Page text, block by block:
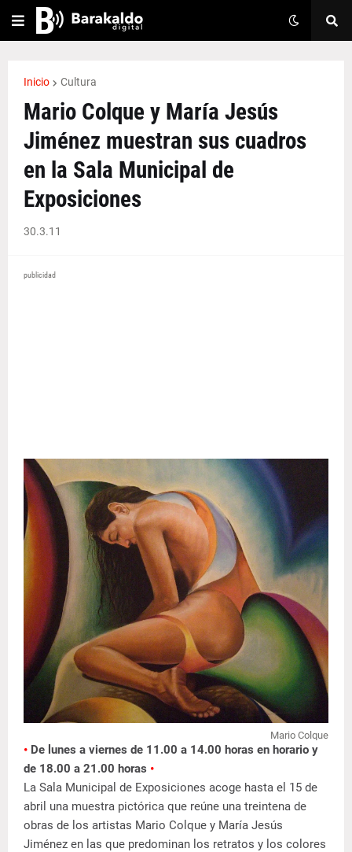
Inicio Cultura
Mario Colque y María Jesús
Jiménez muestran sus cuadros
en la Sala Municipal de
Exposiciones
30.3.11
publicidad
Mario Colque
• De lunes a viernes de 11.00 a 14.00 horas en horario y
de 18.00 a 21.00 horas •
La Sala Municipal de Exposiciones acoge hasta el 15 de
abril una muestra pictórica que reúne una treintena de
obras de los artistas Mario Colque y María Jesús
Jiménez en las que predominan los retratos y los colores